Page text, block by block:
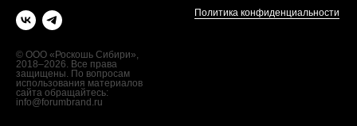
© ООО «Роскошь Сибири»,
2018–2026. Все права
защищены. По вопросам
использования материалов
сайта обращайтесь:
info@forumbrand.ru
Политика конфиденциальности